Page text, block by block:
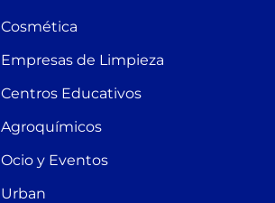
Cosmética
Empresas de Limpieza
Centros Educativos
Agroquímicos
Ocio y Eventos
Urban